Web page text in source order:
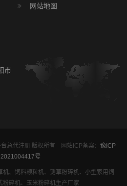
网站地图
市
总代注册 版权所有 网站ICP备案： 豫ICP
号
、饲料颗粒机、铡草粉碎机、小型家用饲
粉碎机、玉米粉碎机生产厂家